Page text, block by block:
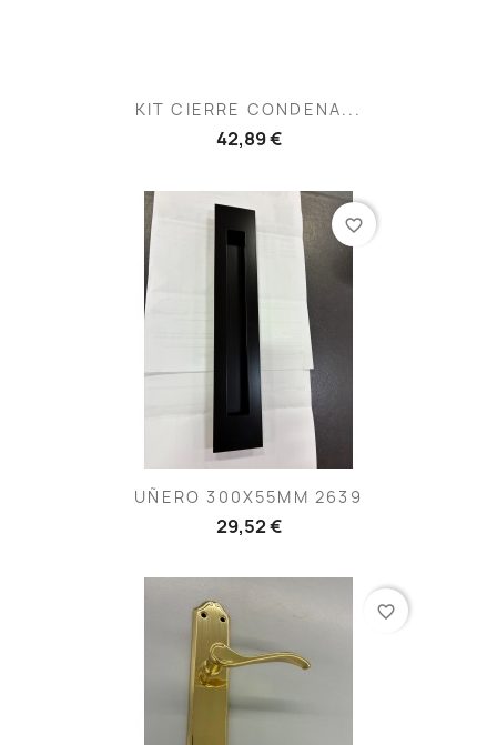
KIT CIERRE CONDENA...
42,89 €
UÑERO 300X55MM 2639
29,52 €
favorite_border
favorite_border